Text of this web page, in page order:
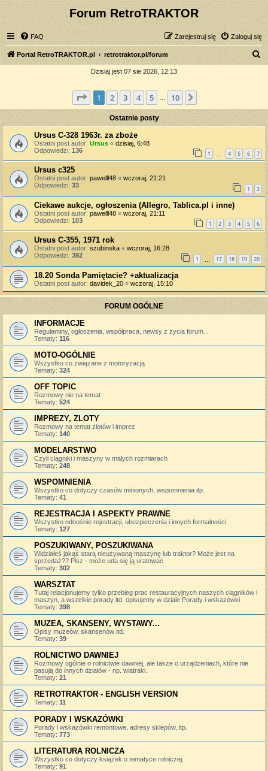
Forum RetroTRAKTOR
FAQ Zaloguj się
Zarejestruj się
Portal RetroTRAKTOR.pl retrotraktor.pl/forum
a
j
Dzisiaj jest 07 sie 2026, 12:13
Strona z10
1 2 3 4 5 10
Ostatnie posty
Ursus C-328 1963r. za zboże
Ostatni post autor: Ursus « dzisiaj, 6:48
Odpowiedzi: 136 1 4 5 6 7
Ursus c325
Ostatni post autor: pawelll48 « wczoraj, 21:21
Odpowiedzi: 33 1 2
Ciekawe aukcje, ogłoszenia (Allegro, Tablica.pl i inne)
Ostatni post autor: pawelll48 « wczoraj, 21:11
Odpowiedzi: 103 1 2 3 4 5 6
Ursus C-355, 1971 rok
Ostatni post autor: szubinska « wczoraj, 16:28
Odpowiedzi: 392 1 17 18 19 20
18.20 Sonda Pamiętacie? +aktualizacja
Ostatni post autor: davidek_20 « wczoraj, 15:10
FORUM OGÓLNE
INFORMACJE
Regulaminy, ogłoszenia, współpraca, newsy z życia forum...
Tematy: 116
MOTO-OGÓLNIE
Wszystko co związane z motoryzacją
Tematy: 324
OFF TOPIC
Rozmowy nie na temat
Tematy: 524
IMPREZY, ZLOTY
Rozmowy na temat zlotów i imprez
Tematy: 140
MODELARSTWO
Czyli ciągniki i maszyny w małych rozmiarach
Tematy: 248
WSPOMNIENIA
Wszystko co dotyczy czasów minionych, wspomnienia itp.
Tematy: 41
REJESTRACJA I ASPEKTY PRAWNE
Wszystko odnośnie rejestracji, ubezpieczenia i innych formalności
Tematy: 127
POSZUKIWANY, POSZUKIWANA
Widziałeś jakąś starą nieużywaną maszynę lub traktor? Może jest na
sprzedaż?? Pisz - może uda się ją uratować
Tematy: 302
WARSZTAT
Tutaj relacjonujemy tylko przebieg prac restauracyjnych naszych ciągników i
maszyn, a wszelkie porady itd. opisujemy w dziale Porady i wskazówki
Tematy: 398
MUZEA, SKANSENY, WYSTAWY...
Opisy muzeów, skansenów itd.
Tematy: 39
ROLNICTWO DAWNIEJ
Rozmowy ogólnie o rolnictwie dawniej, ale także o urządzeniach, które nie
pasują do innych działów - np. wiatraki.
Tematy: 21
RETROTRAKTOR - ENGLISH VERSION
Tematy: 11
PORADY I WSKAZÓWKI
Porady i wskazówki remontowe, adresy sklepów, itp.
Tematy: 773
LITERATURA ROLNICZA
Wszystko co dotyczy książek o tematyce rolniczej.
Tematy: 91